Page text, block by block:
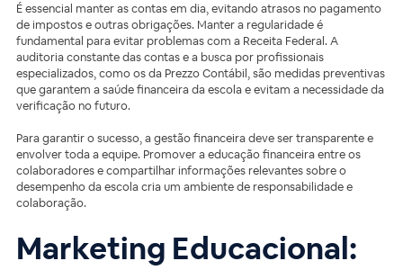
É essencial manter as contas em dia, evitando atrasos no pagamento
de impostos e outras obrigações. Manter a regularidade é
fundamental para evitar problemas com a Receita Federal. A
auditoria constante das contas e a busca por profissionais
especializados, como os da Prezzo Contábil, são medidas preventivas
que garantem a saúde financeira da escola e evitam a necessidade da
verificação no futuro.
Para garantir o sucesso, a gestão financeira deve ser transparente e
envolver toda a equipe. Promover a educação financeira entre os
colaboradores e compartilhar informações relevantes sobre o
desempenho da escola cria um ambiente de responsabilidade e
colaboração.
Marketing Educacional: